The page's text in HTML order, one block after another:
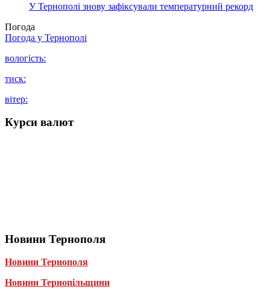
У Тернополі знову зафіксували температурний рекорд
Погода
Погода у Тернополі
вологість:
тиск:
вітер:
Курси валют
Новини Тернополя
Новини Тернополя
Новини Тернопільщини